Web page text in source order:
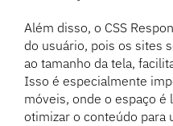
Além disso, o CSS
do usuário, pois os sites
ao tamanho da tela,
Isso é especialmente
móveis, onde o espaço
otimizar o conteúdo para